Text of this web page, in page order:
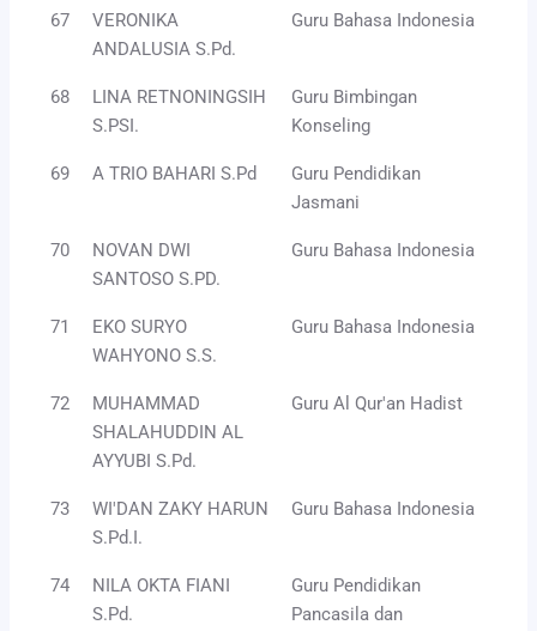
67
VERONIKA
ANDALUSIA S.Pd.
Guru Bahasa Indonesia
68
LINA RETNONINGSIH
S.PSI.
Guru Bimbingan
Konseling
69 A TRIO BAHARI S.Pd
Guru Pendidikan
Jasmani
70
NOVAN DWI
SANTOSO S.PD.
Guru Bahasa Indonesia
71
EKO SURYO
WAHYONO S.S.
Guru Bahasa Indonesia
72
MUHAMMAD
SHALAHUDDIN AL
AYYUBI S.Pd.
Guru Al Qur'an Hadist
73
WI'DAN ZAKY HARUN
S.Pd.I.
Guru Bahasa Indonesia
74
NILA OKTA FIANI
S.Pd.
Guru Pendidikan
Pancasila dan